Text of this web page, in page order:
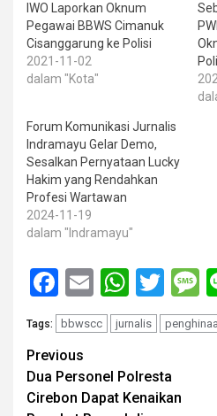
IWO Laporkan Oknum
Pegawai BBWS Cimanuk
Cisanggarung ke Polisi
2021-11-02
dalam "Kota"
Forum Komunikasi Jurnalis
Indramayu Gelar Demo,
Sesalkan Pernyataan Lucky
Hakim yang Rendahkan
Profesi Wartawan
2024-11-19
dalam "Indramayu"
Facebook
Email
Tags: bbwscc jurnalis
Post
navigation
Previous
Dua Personel Polresta
Cirebon Dapat Kenaikan